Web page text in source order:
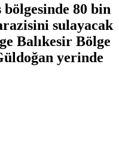
80 bin
sulayacak
Balıkesir Bölge
yerinde